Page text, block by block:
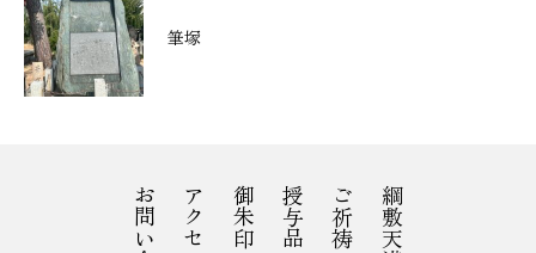
筆塚
授与品
御朱印
アクセス